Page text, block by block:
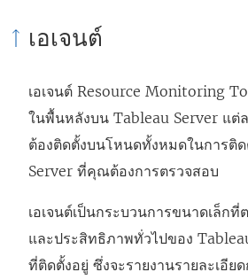
เ
ปิ
ด
ใ
เอเจนต์
เอเจนต์ Resource Monitoring
ในพื้นหลังบน Tableau Server แต่
ต้องติดตั้งบนโหนดทั้งหมดในการติ
Server ที่คุณต้องการตรวจสอบ
เอเจนต์เป็นกระบวนการขนาดเล็กที่
และประสิทธิภาพทั่วไปของ
ที่ติดตั้งอยู่ ซึ่งจะรายงานรายละเอีย